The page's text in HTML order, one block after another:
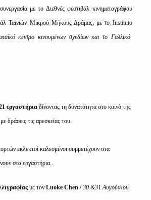
με το Διεθνές φεστιβάλ κινηματογράφου
Ταινιών Μικρού Μήκους Δράμας, μετο Instituto
κέντρο κινουμένων σχεδίων και το Γαλλικό
εργαστήρια δίνοντας τη δυνατότητα στο κοινό της
δράσεις τις αρεσκείας του.
εκλεκτοί καλεσμένοι συμμετέχουν στα
στα εργαστήρια..
με τον Luoke Chen /30 &31 Αυγούστου